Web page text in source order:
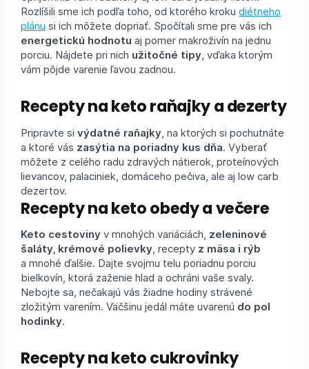
Rozlíšili sme ich podľa toho, od ktorého kroku diétneho
plánu si ich môžete dopriať. Spočítali sme pre vás ich
energetickú hodnotu aj pomer makroživín na jednu
porciu. Nájdete pri nich užitočné tipy, vďaka ktorým
vám pôjde varenie ľavou zadnou.
Recepty na keto raňajky a dezerty
Pripravte si výdatné raňajky , na ktorých si pochutnáte
a ktoré vás zasýtia na poriadny kus dňa. Vyberať
môžete z celého radu zdravých nátierok, proteínových
lievancov, palaciniek, domáceho pečiva, ale aj low carb
dezertov.
Recepty na keto obedy a večere
Keto cestoviny v mnohých variáciách, zeleninové
šaláty, krémové polievky , recepty z mäsa i rýb
a mnohé ďalšie. Dajte svojmu telu poriadnu porciu
bielkovín, ktorá zaženie hlad a ochráni vaše svaly.
Nebojte sa, nečakajú vás žiadne hodiny strávené
zložitým varením. Väčšinu jedál máte uvarenú do pol
hodinky.
Recepty na keto cukrovinky